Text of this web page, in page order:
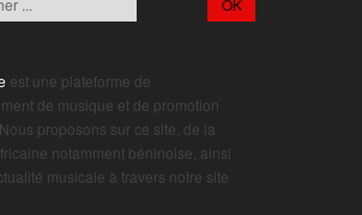
est une plateforme de
de musique et de promotion
proposons sur ce site, de la
notamment béninoise, ainsi
musicale à travers notre site